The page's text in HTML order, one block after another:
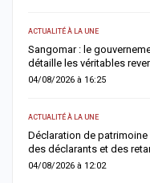
ACTUALITÉ À LA UNE
Sangomar : le
détaille les véritables
04/08/2026 à 16:25
ACTUALITÉ À LA UNE
Déclaration de patrimoine
des déclarants et des
04/08/2026 à 12:02